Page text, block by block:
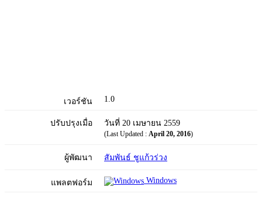
เวอร์ชัน 1.0
ปรับปรุงเมื่อ วันที่ 20 เมษายน 2559
(Last Updated : April 20, 2016)
ผู้พัฒนา สัมพันธ์ ชูแก้วร่วง
แพลตฟอร์ม Windows